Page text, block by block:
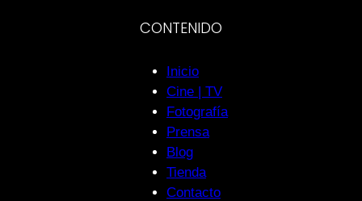
CONTENIDO
Inicio
Cine | TV
Fotografía
Prensa
Blog
Tienda
Contacto